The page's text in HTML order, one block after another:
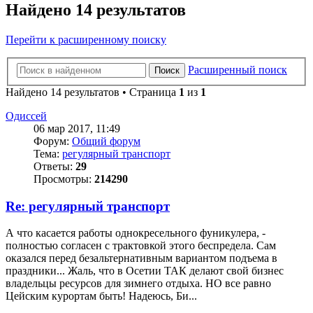
Найдено 14 результатов
Перейти к расширенному поиску
Поиск
Расширенный поиск
Найдено 14 результатов • Страница 1 из 1
Одиссей
06 мар 2017, 11:49
Форум: Общий форум
Тема: регулярный транспорт
Ответы: 29
Просмотры: 214290
Re: регулярный транспорт
А что касается работы однокресельного фуникулера, -
полностью согласен с трактовкой этого беспредела. Сам
оказался перед безальтернативным вариантом подъема в
праздники... Жаль, что в Осетии ТАК делают свой бизнес
владельцы ресурсов для зимнего отдыха. НО все равно
Цейским курортам быть! Надеюсь, Би...